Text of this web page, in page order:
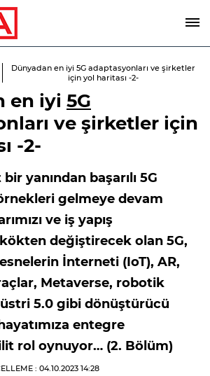
Dünyadan en iyi 5G adaptasyonları ve şirketler
için yol haritası -2-
en iyi 5G
ve şirketler için
-2-
yanından başarılı 5G
gelmeye devam
ve iş yapış
değiştirecek olan 5G,
İnterneti (IoT), AR,
Metaverse, robotik
5.0 gibi dönüştürücü
entegre
rol oynuyor… (2. Bölüm)
: 04.10.2023 14:28